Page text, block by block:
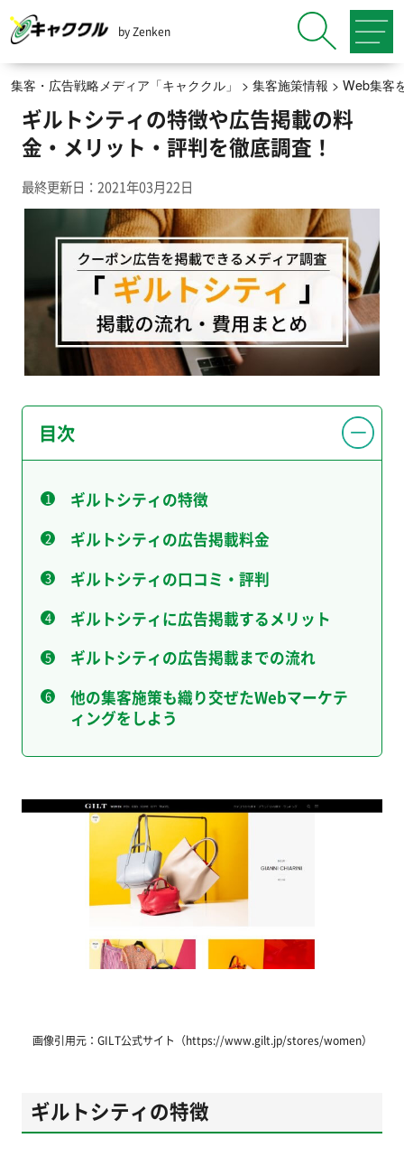
by Zenken
集客・広告戦略メディア「キャククル」 > 集客施策情報 > Web集客
ギルトシティの特徴や広告掲載の料
金・メリット・評判を徹底調査！
最終更新日：2021年03月22日
目次
ギルトシティの特徴
ギルトシティの広告掲載料金
ギルトシティの口コミ・評判
ギルトシティに広告掲載するメリット
ギルトシティの広告掲載までの流れ
他の集客施策も織り交ぜたWebマーケテ
ィングをしよう
画像引用元：GILT公式サイト（https://www.gilt.jp/stores/women）
ギルトシティの特徴